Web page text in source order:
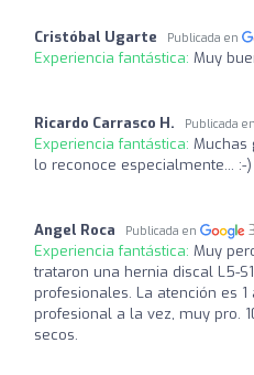
Cristóbal Ugarte Publicada en
Experiencia fantástica: Muy
Ricardo Carrasco H. Publicada en
Experiencia fantástica: Muchas
lo reconoce especialmente... :-)
Angel Roca Publicada en
Experiencia fantástica: Muy
trataron una hernia discal L5-
profesionales. La atención es
profesional a la vez, muy pro.
secos.